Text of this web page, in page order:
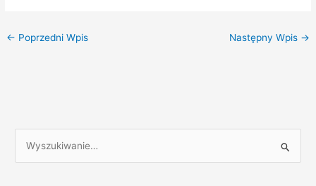
← Poprzedni Wpis Następny Wpis →